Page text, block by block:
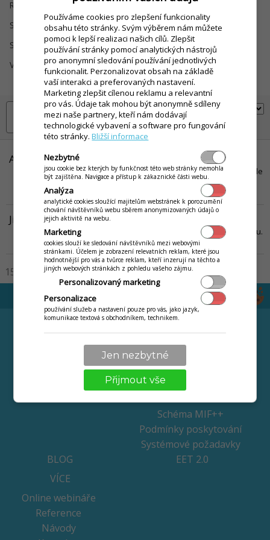
Registrace
Sklad
Slevy a Kredit
Statistiky / Rozbory
Věrnostní systémy
Videokurzy
DameJidlo.cz / Wolt /
Bolt
Alergeny v iKelp POS Mobile
V tomto článku jsou informace o alergenech v iKelp POS Mobile. Kde
je možné je vyplnit, kde se zobrazují a jak se s nimi v aplikaci
pracuje.Víc...
Jídelní lístek a donáška na vlastním webu
Nastavení jídelního systému a online objednávání na vlastním webu.
15 100200
ODVĚTVÍ
Služby a servisy
CENÍK
Dotovaný nákup
pokladen
Chci jen software
Terminál zdarma
Schéma MIF++
Podmínky poskytování
Systémové požadavky
BLOG
EET 2.0
VÍCE
Online webináře
Reference
Návody
Používáme cookies pro zlepšení funkcionality
obsahu této stránky. Svým výběrem nám můžete
pomoci k lepší realizaci našich cílů. Zlepšit
používání stránky pomocí analytických nástrojů
pro anonymní sledování používání jednotlivých
funkcionalit. Perzonalizovat obsah na základě
vaší interakci a preferovaných nastavení.
Marketing zlepšit cílenou reklamu a relevantní
pro vás. Údaje tak mohou být anonymně sdíleny
mezi naše partnery, kteří nám dodávají
technologické vybavení a software pro fungování
této stránky.Bližší informace
Nezbytné
jsou cookie bez kterých by funkčnost této web stránky nemohla
být zajištěna. Navigace a přístup k zákaznické části webu.
Analýza
analytické cookies sloužící majitelům webstránek k porozumění
chování návštěvníků webu sběrem anonymizovaných údajů o
jejich aktivitě na webu.
Marketing
cookies slouží ke sledování návštěvníků mezi webovými
stránkami. Účelem je zobrazení relevatních reklam, které jsou
hodnotnější pro vás a tvůrce reklam, kteří inzerují na těchto a
jiných webových stránkách z pohledu vašeho zájmu.
Personalizovaný marketing
Personalizace
používání služeb a nastavení pouze pro vás, jako jazyk,
komunikace textová s obchodníkem, technikem.
Jen nezbytné
Přijmout vše